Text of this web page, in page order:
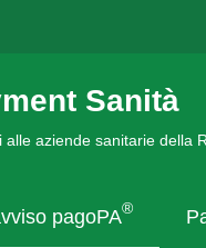
Sanità
aziende sanitarie della
pagoPA®